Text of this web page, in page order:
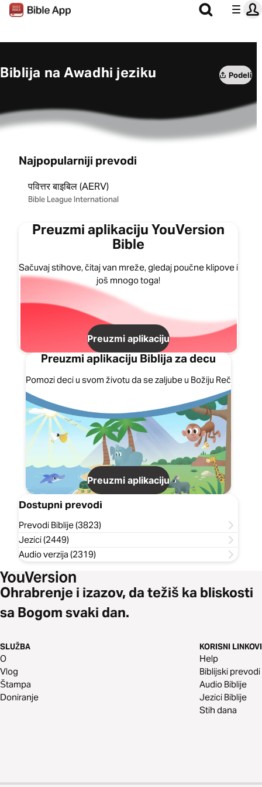
Biblija na Awadhi jeziku Podeli
Najpopularniji prevodi
पवित्तर बाइबिल (AERV)
Bible League International
Preuzmi aplikaciju YouVersion
Bible
Sačuvaj stihove, čitaj van mreže, gledaj poučne klipove i
još mnogo toga!
Preuzmi aplikaciju
Preuzmi aplikaciju Biblija za decu
Pomozi deci u svom životu da se zaljube u Božiju Reč
Preuzmi aplikaciju
Dostupni prevodi
Prevodi Biblije (3823)
Jezici (2449)
Audio verzija (2319)
Ohrabrenje i izazov, da težiš ka bliskosti
sa Bogom svaki dan.
SLUŽBA
O
Vlog
Štampa
Doniranje
KORISNI LINKOVI
Help
Biblijski prevodi
Audio Biblije
Jezici Biblije
Stih dana